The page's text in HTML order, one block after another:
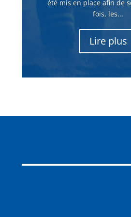
été mis en place afin de
fois, les...
Lire plus